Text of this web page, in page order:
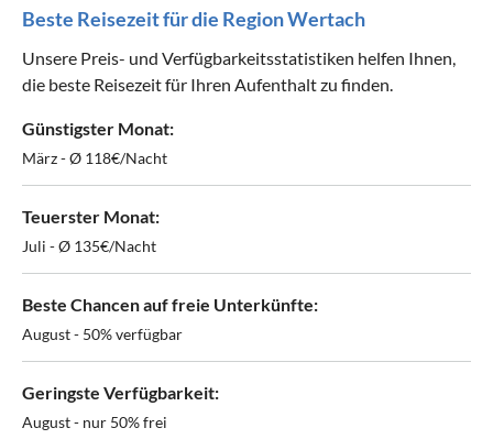
Beste Reisezeit für die Region Wertach
Unsere Preis- und Verfügbarkeitsstatistiken helfen Ihnen,
die beste Reisezeit für Ihren Aufenthalt zu finden.
Günstigster Monat:
März - Ø 118€/Nacht
Teuerster Monat:
Juli - Ø 135€/Nacht
Beste Chancen auf freie Unterkünfte:
August - 50% verfügbar
Geringste Verfügbarkeit:
August - nur 50% frei